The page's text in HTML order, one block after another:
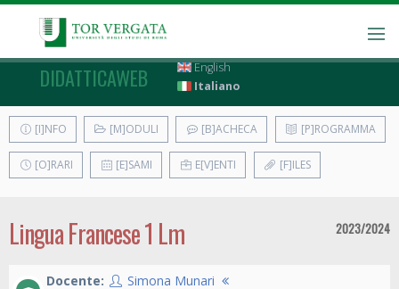
DIDATTICAWEB
English
Italiano
[I]NFO [M]ODULI [B]ACHECA [P]ROGRAMMA
[O]RARI [E]SAMI E[V]ENTI [F]ILES
Lingua Francese 1 Lm 2023/2024
Docente:
Simona Munari